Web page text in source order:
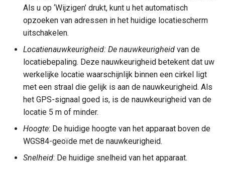
Als u op ‘Wijzigen’ drukt, kunt u het automatisch
opzoeken van adressen in het huidige locatiescherm
uitschakelen.
Locatienauwkeurigheid: De nauwkeurigheid van de
locatiebepaling. Deze nauwkeurigheid betekent dat uw
werkelijke locatie waarschijnlijk binnen een cirkel ligt
met een straal die gelijk is aan de nauwkeurigheid. Als
het GPS-signaal goed is, is de nauwkeurigheid van de
locatie 5 m of minder.
Hoogte: De huidige hoogte van het apparaat boven de
WGS84-geoïde met de nauwkeurigheid.
Snelheid: De huidige snelheid van het apparaat.